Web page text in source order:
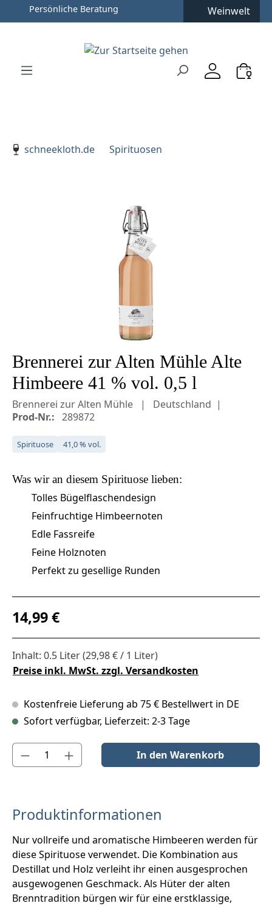
Zum Hauptinhalt springen
Zur Hauptnavigation springen
Persönliche Beratung Weinwelt
schneekloth.de
Spirituosen
Bildergalerie überspringen
Brennerei zur Alten Mühle Alte
Himbeere 41 % vol. 0,5 l
Brennerei zur Alten Mühle
Deutschland
Prod-Nr.: 289872
Spirituose 41,0 % vol.
Was wir an diesem Spirituose lieben:
Tolles Bügelflaschendesign
Feinfruchtige Himbeernoten
Edle Fassreife
Feine Holznoten
Perfekt zu gesellige Runden
Regulärer Preis:
14,99 €
Inhalt: 0.5 Liter(29,98 € / 1 Liter)
Preise inkl. MwSt. zzgl. Versandkosten
Kostenfreie Lieferung ab 75 € Bestellwert in DE
Sofort verfügbar, Lieferzeit: 2-3 Tage
Produkt Anzahl: Gib den gewünschten Wert ein oder benutze
In den Warenkorb
Produktinformationen
Nur vollreife und aromatische Himbeeren werden für
diese Spirituose verwendet. Die Kombination aus
Destillat und Holz verleiht ihr einen ausgesprochen
ausgewogenen Geschmack. Als Hüter der alten
Brenntradition bürgen wir für eine erstklassige,